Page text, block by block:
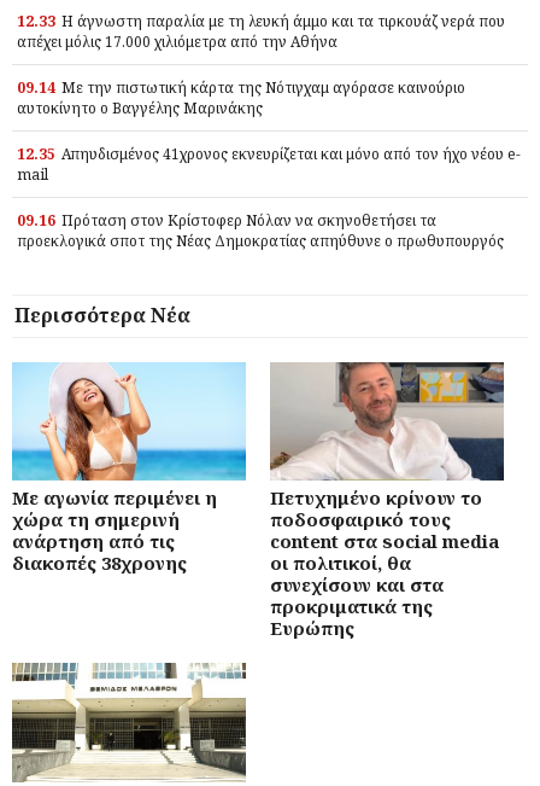
12.33 Η άγνωστη παραλία με τη λευκή άμμο και τα τιρκουάζ νερά που
απέχει μόλις 17.000 χιλιόμετρα από την Αθήνα
09.14 Με την πιστωτική κάρτα της Νότιγχαμ αγόρασε καινούριο
αυτοκίνητο ο Βαγγέλης Μαρινάκης
12.35 Απηυδισμένος 41χρονος εκνευρίζεται και μόνο από τον ήχο νέου e-
mail
09.16 Πρόταση στον Κρίστοφερ Νόλαν να σκηνοθετήσει τα
προεκλογικά σποτ της Νέας Δημοκρατίας απηύθυνε ο πρωθυπουργός
Περισσότερα Νέα
Με αγωνία περιμένει η
χώρα τη σημερινή
ανάρτηση από τις
διακοπές 38χρονης
Πετυχημένο κρίνουν το
ποδοσφαιρικό τους
content στα social media
οι πολιτικοί, θα
συνεχίσουν και στα
προκριματικά της
Ευρώπης